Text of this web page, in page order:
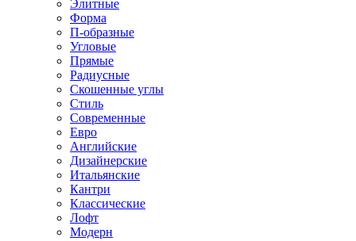
Элитные
Форма
П-образные
Угловые
Прямые
Радиусные
Скошенные углы
Стиль
Современные
Евро
Английские
Дизайнерские
Итальянские
Кантри
Классические
Лофт
Модерн